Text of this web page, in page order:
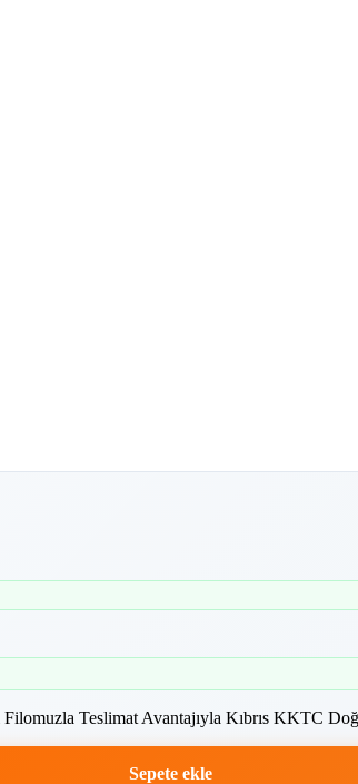
Teslimat Avantajıyla Kıbrıs KKTC
Sepete ekle